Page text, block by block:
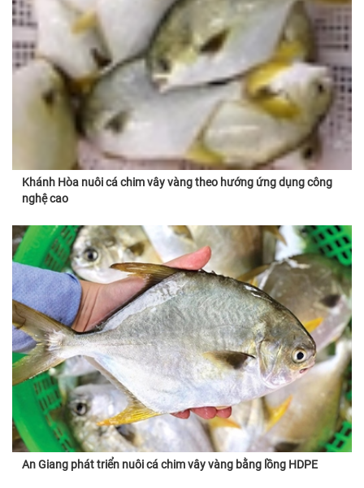
Khánh Hòa nuôi cá chim vây vàng theo hướng ứng dụng công
nghệ cao
An Giang phát triển nuôi cá chim vây vàng bằng lồng HDPE